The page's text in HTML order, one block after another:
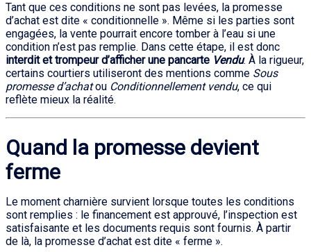
Tant que ces conditions ne sont pas levées, la promesse
d’achat est dite « conditionnelle ». Même si les parties sont
engagées, la vente pourrait encore tomber à l’eau si une
condition n’est pas remplie. Dans cette étape, il est donc
interdit et trompeur d’afficher une pancarte Vendu. À la rigueur,
certains courtiers utiliseront des mentions comme Sous
promesse d’achatou Conditionnellement vendu, ce qui
reflète mieux la réalité.
Quand la promesse devient
ferme
Le moment charnière survient lorsque toutes les conditions
sont remplies : le financement est approuvé, l’inspection est
satisfaisante et les documents requis sont fournis. À partir
de là, la promesse d’achat est dite « ferme ».